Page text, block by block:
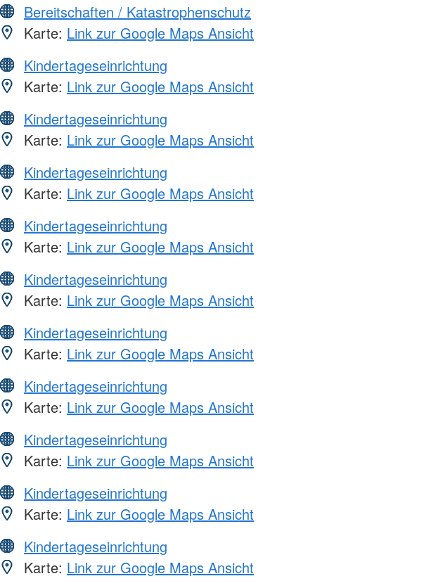
Bereitschaften / Katastrophenschutz
Karte: Link zur Google Maps Ansicht
Kindertageseinrichtung
Karte: Link zur Google Maps Ansicht
Kindertageseinrichtung
Karte: Link zur Google Maps Ansicht
Kindertageseinrichtung
Karte: Link zur Google Maps Ansicht
Kindertageseinrichtung
Karte: Link zur Google Maps Ansicht
Kindertageseinrichtung
Karte: Link zur Google Maps Ansicht
Kindertageseinrichtung
Karte: Link zur Google Maps Ansicht
Kindertageseinrichtung
Karte: Link zur Google Maps Ansicht
Kindertageseinrichtung
Karte: Link zur Google Maps Ansicht
Kindertageseinrichtung
Karte: Link zur Google Maps Ansicht
Kindertageseinrichtung
Karte: Link zur Google Maps Ansicht